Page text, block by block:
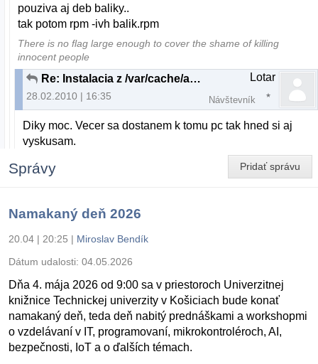
pouziva aj deb baliky..
tak potom rpm -ivh balik.rpm
There is no flag large enough to cover the shame of killing
innocent people
Re: Instalacia z /var/cache/apt/archives
28.02.2010 | 16:35
Lotar
Návštevník
Diky moc. Vecer sa dostanem k tomu pc tak hned si aj
vyskusam.
Pridať správu
Správy
Namakaný deň 2026
20.04 | 20:25 | Miroslav Bendík
Dátum udalosti: 04.05.2026
Dňa 4. mája 2026 od 9:00 sa v priestoroch Univerzitnej
knižnice Technickej univerzity v Košiciach bude konať
namakaný deň, teda deň nabitý prednáškami a workshopmi
o vzdelávaní v IT, programovaní, mikrokontroléroch, AI,
bezpečnosti, IoT a o ďalších témach.